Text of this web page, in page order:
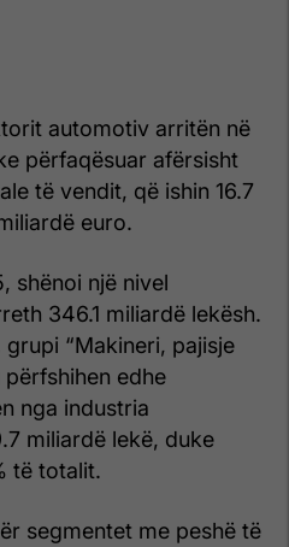
automotiv arritën në
përfaqësuar afërsisht
të vendit, që ishin 16.7
euro.
shënoi një nivel
346.1 miliardë lekësh.
“Makineri, pajisje
përfshihen edhe
nga industria
miliardë lekë, duke
të totalit.
segmentet me peshë të